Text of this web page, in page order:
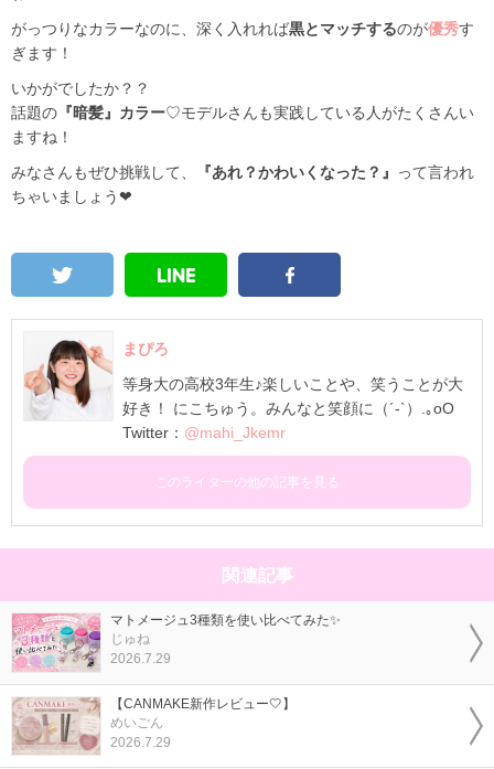
がっつりなカラーなのに、深く入れれば黒とマッチするのが優秀す
ぎます！
いかがでしたか？？
話題の 『暗髪』カラー♡モデルさんも実践している人がたくさんい
ますね！
みなさんもぜひ挑戦して、
『あれ？かわいくなった？』
って言われ
ちゃいましょう❤
まぴろ
等身大の高校3年生♪楽しいことや、笑うことが大
好き！ にこちゅう。みんなと笑顔に（´-`）.｡oO
Twitter： @mahi_Jkemr
このライターの他の記事を見る
関連記事
マトメージュ3種類を使い比べてみた✨
じゅね
2026.7.29
【CANMAKE新作レビュー🤍】
めいごん
2026.7.29